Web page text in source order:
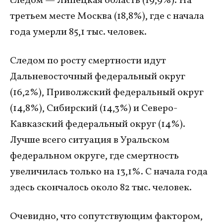
третьем месте Москва (18,8%), где с начала
года умерли 85,1 тыс. человек.
Следом по росту смертности идут
Дальневосточный федеральный округ
(16,2%), Приволжский федеральный округ
(14,8%), Сибирский (14,3%) и Северо-
Кавказский федеральный округ (14%).
Лучше всего ситуация в Уральском
федеральном округе, где смертность
увеличилась только на 13,1%. С начала года
здесь скончалось около 82 тыс. человек.
Очевидно, что сопутствующим фактором,